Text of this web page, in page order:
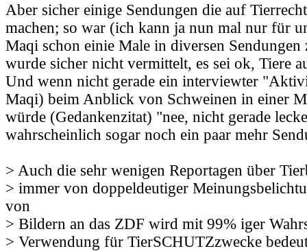
Aber sicher einige Sendungen die auf
machen; so war (ich kann ja nun mal nur für
Maqi schon einie Male in diversen Sendungen
wurde sicher nicht vermittelt, es sei ok, Tiere
Und wenn nicht gerade ein interviewter
Maqi) beim Anblick von Schweinen in einer
würde (Gedankenzitat) "nee, nicht gerade
wahrscheinlich sogar noch ein paar mehr
> Auch die sehr wenigen Reportagen über
> immer von doppeldeutiger
von
> Bildern an das ZDF wird mit 99% iger
> Verwendung für TierSCHUTZzwecke